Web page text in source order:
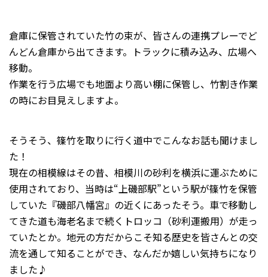
倉庫に保管されていた竹の束が、皆さんの連携プレーでど
んどん倉庫から出てきます。トラックに積み込み、広場へ
移動。
作業を行う広場でも地面より高い棚に保管し、竹割き作業
の時にお目見えしますよ。
そうそう、篠竹を取りに行く道中でこんなお話も聞けまし
た！
現在の相模線はその昔、相模川の砂利を横浜に運ぶために
使用されており、当時は“上磯部駅”という駅が篠竹を保管
していた『磯部八幡宮』の近くにあったそう。車で移動し
てきた道も海老名まで続くトロッコ（砂利運搬用）が走っ
ていたとか。地元の方だからこそ知る歴史を皆さんとの交
流を通して知ることができ、なんだか嬉しい気持ちになり
ました♪